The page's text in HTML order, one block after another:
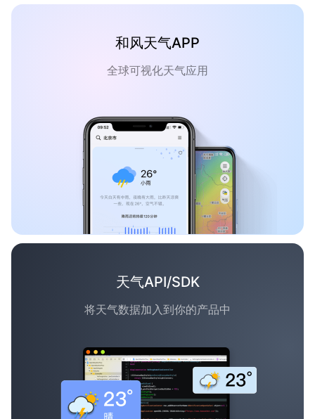
和风天气APP
全球可视化天气应用
天气API/SDK
将天气数据加入到你的产品中